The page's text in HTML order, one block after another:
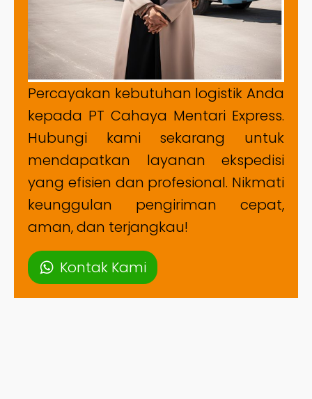
Percayakan kebutuhan logistik Anda
kepada PT Cahaya Mentari Express.
Hubungi kami sekarang untuk
mendapatkan layanan ekspedisi
yang efisien dan profesional. Nikmati
keunggulan pengiriman cepat,
aman, dan terjangkau!
Kontak Kami